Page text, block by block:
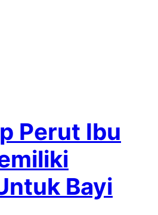
Perut Ibu
Bayi